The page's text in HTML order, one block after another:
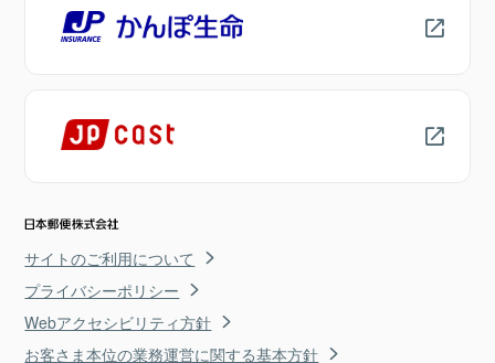
サイトのご利用について
プライバシーポリシー
Webアクセシビリティ方針
お客さま本位の業務運営に関する基本方針